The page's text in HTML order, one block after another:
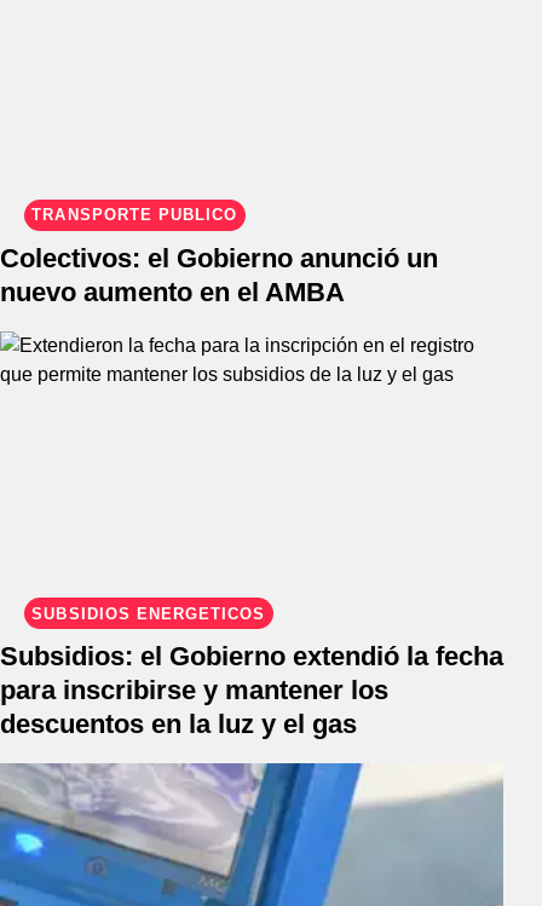
TRANSPORTE PÚBLICO
Colectivos: el Gobierno anunció un
nuevo aumento en el AMBA
SUBSIDIOS ENERGÉTICOS
Subsidios: el Gobierno extendió la fecha
para inscribirse y mantener los
descuentos en la luz y el gas